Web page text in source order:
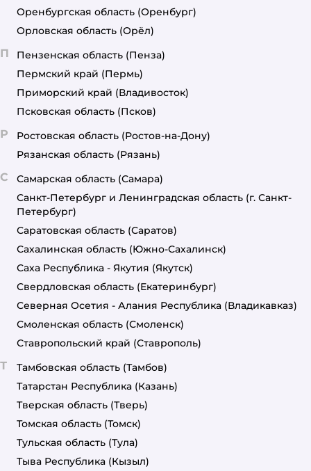
Оренбургская область (Оренбург)
Орловская область (Орёл)
П Пензенская область (Пенза)
Пермский край (Пермь)
Приморский край (Владивосток)
Псковская область (Псков)
Р Ростовская область (Ростов-на-Дону)
Рязанская область (Рязань)
С Самарская область (Самара)
Санкт-Петербург и Ленинградская область (г. Санкт-
Петербург)
Саратовская область (Саратов)
Сахалинская область (Южно-Сахалинск)
Саха Республика - Якутия (Якутск)
Свердловская область (Екатеринбург)
Северная Осетия - Алания Республика (Владикавказ)
Смоленская область (Смоленск)
Ставропольский край (Ставрополь)
Т Тамбовская область (Тамбов)
Татарстан Республика (Казань)
Тверская область (Тверь)
Томская область (Томск)
Тульская область (Тула)
Тыва Республика (Кызыл)